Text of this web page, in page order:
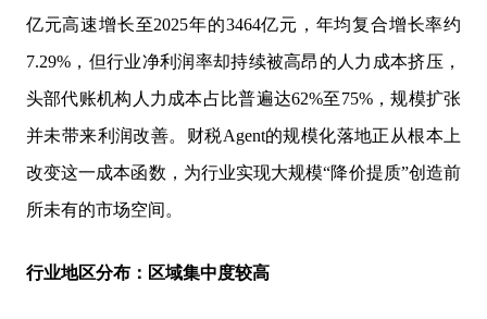
亿元高速增长至2025年的3464亿元，年均复合增长率约
7.29%，但行业净利润率却持续被高昂的人力成本挤压，
头部代账机构人力成本占比普遍达62%至75%，规模扩张
并未带来利润改善。财税Agent的规模化落地正从根本上
改变这一成本函数，为行业实现大规模“降价提质”创造前
所未有的市场空间。
行业地区分布：区域集中度较高